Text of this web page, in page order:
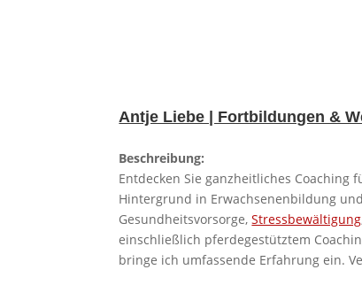
Antje Liebe | Fortbildungen &
Beschreibung:
Entdecken Sie ganzheitliches
Hintergrund in Erwachsenenbildung
Gesundheitsvorsorge,Stressbewältigung
einschließlich pferdegestütztem
bringe ich umfassende Erfahrung ein.